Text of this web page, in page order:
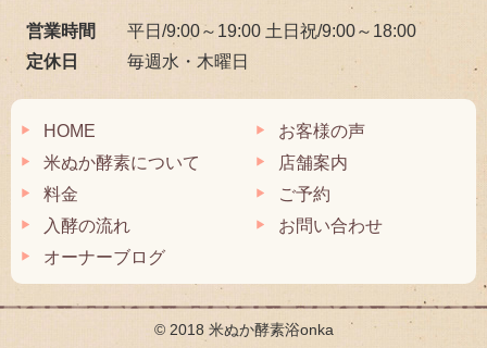
営業時間 平日/9:00～19:00 土日祝/9:00～18:00
定休日
毎週水・木曜日
HOME
米ぬか酵素について
料金
入酵の流れ
オーナーブログ
お客様の声
店舗案内
ご予約
お問い合わせ
© 2018 米ぬか酵素浴onka